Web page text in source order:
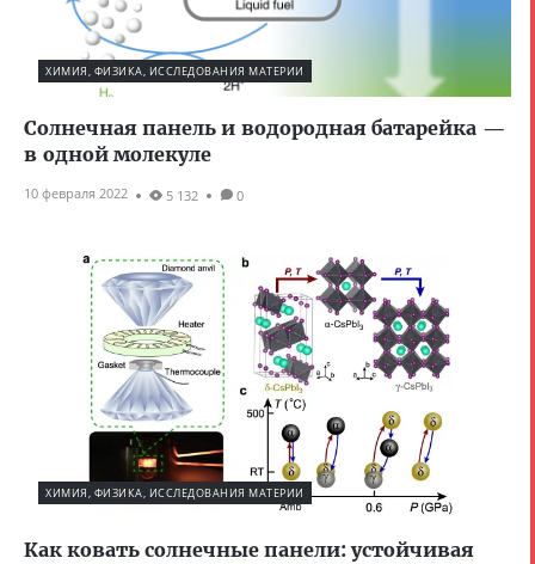
ХИМИЯ, ФИЗИКА, ИССЛЕДОВАНИЯ МАТЕРИИ
Солнечная панель и водородная батарейка —
в одной молекуле
10 февраля 2022 5 132 0
ХИМИЯ, ФИЗИКА, ИССЛЕДОВАНИЯ МАТЕРИИ
Как ковать солнечные панели: устойчивая